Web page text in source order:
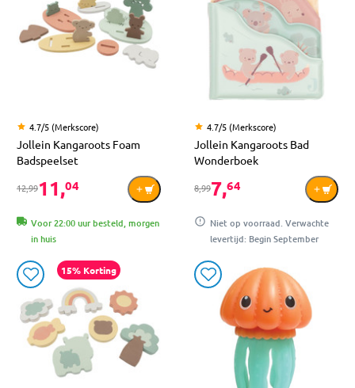
4.7/5 (Merkscore)
Jollein Kangaroots Foam
Badspeelset
12,9911,04
Voor 22:00 uur besteld, morgen
in huis
4.7/5 (Merkscore)
Jollein Kangaroots Bad
Wonderboek
8,997,64
Niet op voorraad. Verwachte
levertijd: Begin September
15% Korting